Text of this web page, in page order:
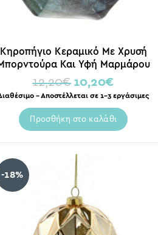
Κηροπήγιο Κεραμικό Με Χρυσή
Και Υφή Μαρμάρου
9x9x8
12,20€ 10,20€
– Αποστέλλεται σε 1-3 εργάσιμες
Προσθήκη στο καλάθι
-18%